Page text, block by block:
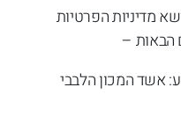
מדיניות הפרטיות
הבאות –
אשד המכון הלבבי